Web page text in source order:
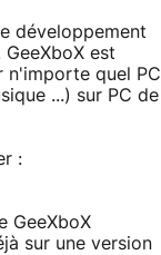
développement
est
n'importe quel PC
...) sur PC de
:
GeeXboX
sur une version